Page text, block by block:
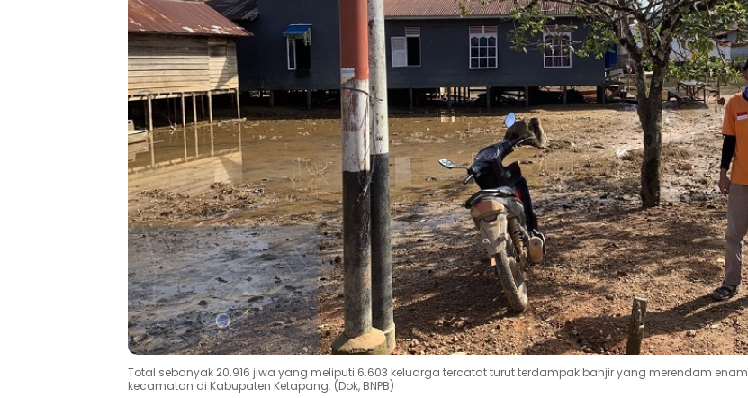
Total sebanyak 20.916 jiwa yang meliputi 6.603 keluarga tercatat turut terdampak banjir yang merendam enam
kecamatan di Kabupaten Ketapang. (Dok, BNPB)